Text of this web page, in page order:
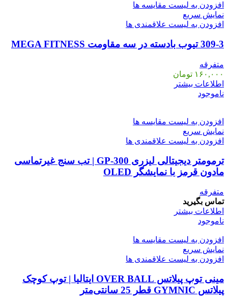
افزودن به لیست مقایسه ها
نمایش سریع
افزودن به لیست علاقمندی ها
309-3 تیوب بادسته در سه مقاومت MEGA FITNESS
متفرقه
۱۶۰,۰۰۰ تومان
اطلاعات بیشتر
ناموجود
افزودن به لیست مقایسه ها
نمایش سریع
افزودن به لیست علاقمندی ها
ترمومتر دیجیتالی لیزری GP-300 | تب سنج غیرتماسی
مادون قرمز با نمایشگر OLED
متفرقه
تماس بگیرید
اطلاعات بیشتر
ناموجود
افزودن به لیست مقایسه ها
نمایش سریع
افزودن به لیست علاقمندی ها
مینی توپ پیلاتس OVER BALL ایتالیا | توپ کوچک
پیلاتس GYMNIC قطر 25 سانتی‌متر